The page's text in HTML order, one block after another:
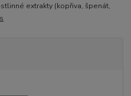
extrakty (kopřiva, špenát,